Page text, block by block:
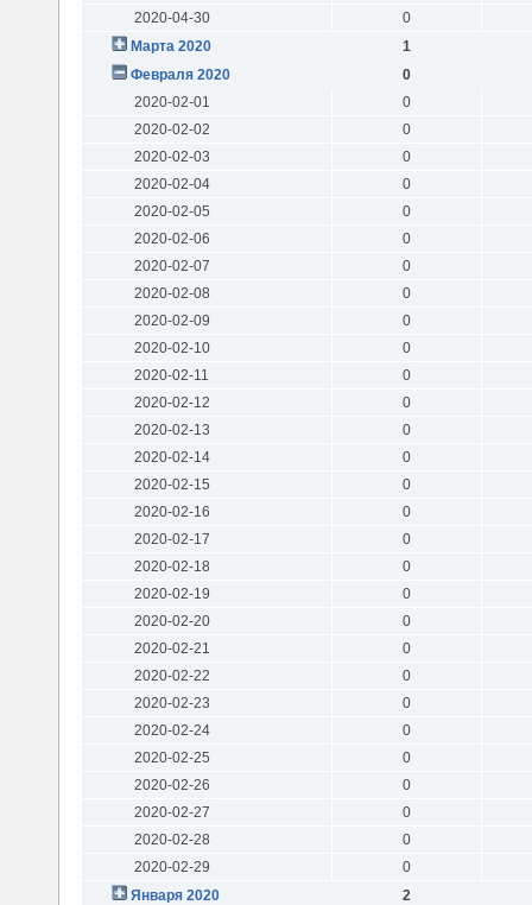
2020-04-30
0
Марта 2020
1
Февраля 2020
0
2020-02-01
0
2020-02-02
0
2020-02-03
0
2020-02-04
0
2020-02-05
0
2020-02-06
0
2020-02-07
0
2020-02-08
0
2020-02-09
0
2020-02-10
0
2020-02-11
0
2020-02-12
0
2020-02-13
0
2020-02-14
0
2020-02-15
0
2020-02-16
0
2020-02-17
0
2020-02-18
0
2020-02-19
0
2020-02-20
0
2020-02-21
0
2020-02-22
0
2020-02-23
0
2020-02-24
0
2020-02-25
0
2020-02-26
0
2020-02-27
0
2020-02-28
0
2020-02-29
0
Января 2020
2